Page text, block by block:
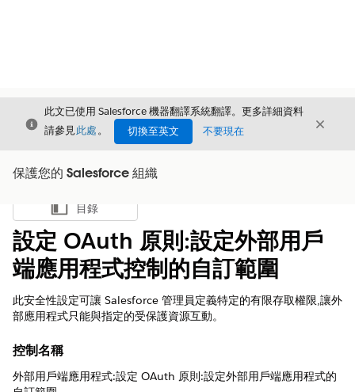
結束
此文已使用 Salesforce 機器翻譯系統翻譯。更多詳細資料
請參見此處。 切換至英文 不要現在 結束
保護您的 Salesforce 組織
顯示目錄
目錄
設定 OAuth 原則:設定外部用戶
端應用程式控制的自訂範圍
此安全性設定可讓 Salesforce 管理員定義特定的有限存取權限,讓外
部應用程式只能與指定的受保護資源互動。
控制名稱
外部用戶端應用程式:設定 OAuth 原則:設定外部用戶端應用程式的